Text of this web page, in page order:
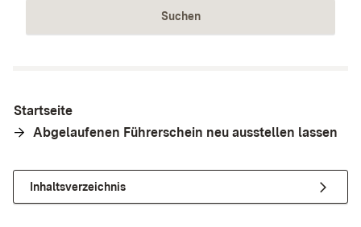
Suchen
Startseite
Abgelaufenen Führerschein neu ausstellen lassen
Inhaltsverzeichnis